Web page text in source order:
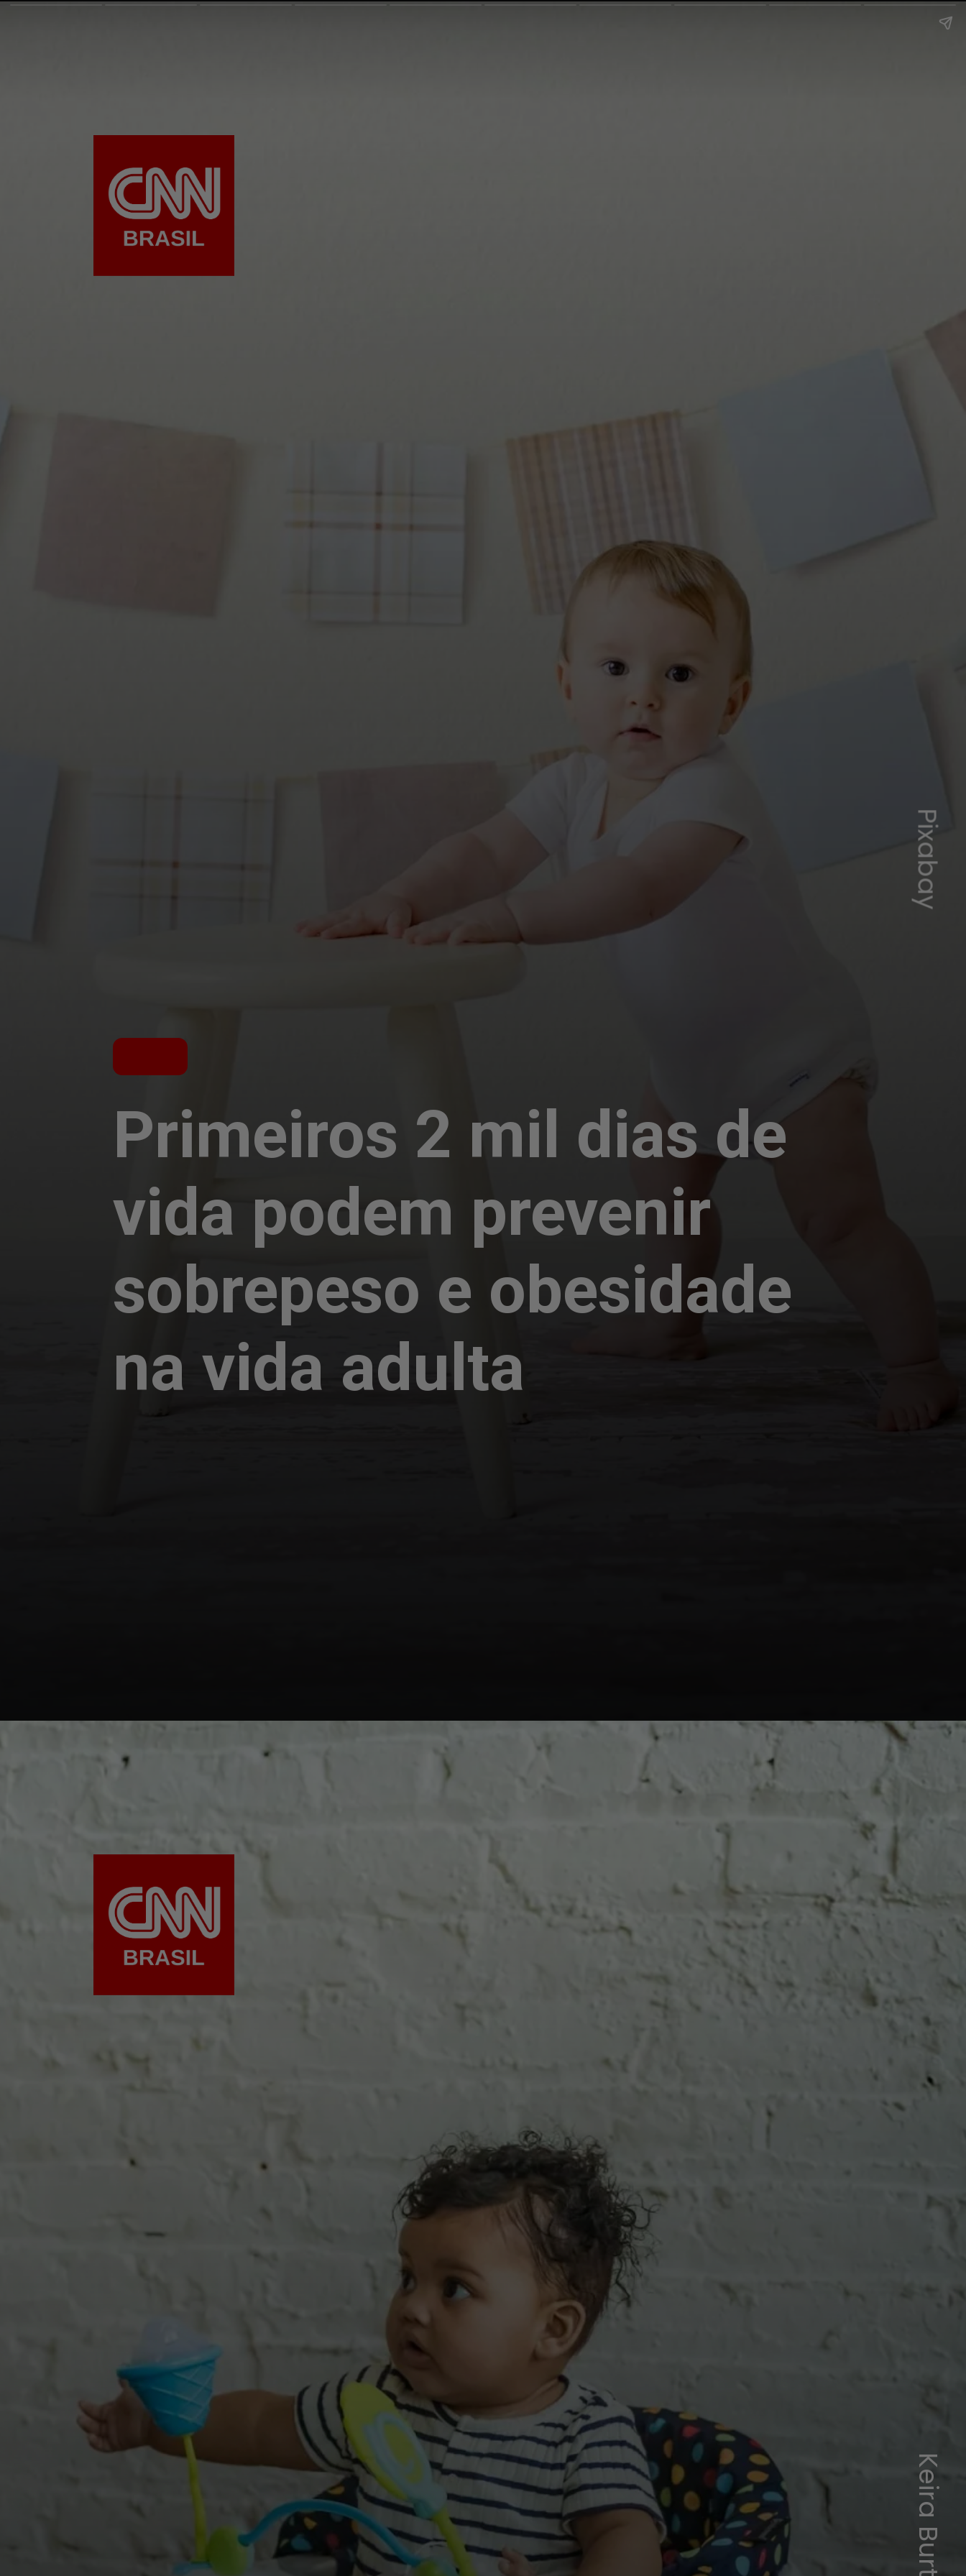
Primeiros 2 mil dias de
vida podem prevenir
sobrepeso e obesidade
na vida adulta
Pixabay